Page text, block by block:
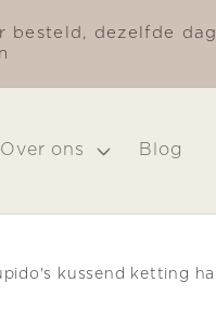
besteld, dezelfde dag
Over ons Blog
kussend ketting